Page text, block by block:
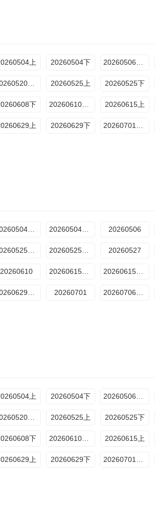
上 20260504下
20260520加更版 20260525上 20260525下
下 20260610加更版 20260615上
上 20260629下
20260504期上 20260504期下 20260506
20260525期上 20260525期下 20260527
20260610 20260615期上 20260615期下
20260701
上 20260504下
20260520加更版 20260525上 20260525下
下 20260610加更版 20260615上
上 20260629下